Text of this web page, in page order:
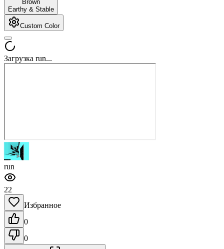
Brown
Earthy & Stable
Custom Color
Загрузка run...
run
22
Избранное
0
0